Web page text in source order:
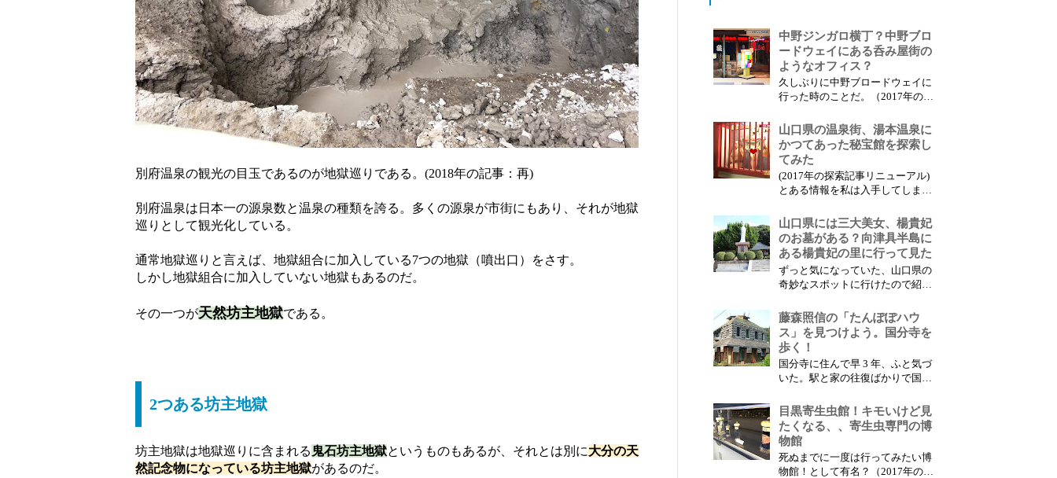
別府温泉の観光の目玉であるのが地獄巡りである。(2018年の記事：再)
別府温泉は日本一の源泉数と温泉の種類を誇る。多くの源泉が市街にもあり、それが地獄
巡りとして観光化している。
通常地獄巡りと言えば、地獄組合に加入している7つの地獄（噴出口）をさす。
しかし地獄組合に加入していない地獄もあるのだ。
その一つが天然坊主地獄である。
2つある坊主地獄
坊主地獄は地獄巡りに含まれる 鬼石坊主地獄というものもあるが、それとは別に大分の天
然記念物になっている坊主地獄があるのだ。
中野ジンガロ横丁？中野ブロ
ードウェイにある呑み屋街の
ようなオフィス？
久しぶりに中野ブロードウェイに
行った時のことだ。（2017年の記
ていると、古めかしいの飲屋街を
見つけた。 こんなところあった
けな？と思いながら近づいてみる
と、なんとそれは飲屋街なかっ
た？？ 中野ジンガロ横丁、飲屋
街のようなオ...
山口県の温泉街、湯本温泉に
かつてあった秘宝館を探索し
てみた
(2017年の探索記事リニューアル)
とある情報を私は入手してしまっ
墟 が山口県にあるという情報
だ。 本当だろうか？早速調査に
向かった。 かつては全国にあっ
た、秘宝館とは？ 秘宝館とは怪
しくエロティックな展示物がある
大人の遊園地的 な...
山口県には三大美女、楊貴妃
のお墓がある？向津具半島に
ある楊貴妃の里に行って見た
ずっと気になっていた、山口県の
奇妙なスポットに行けたので紹介
そのスポットは楊貴妃の里。 実
は世界三大美女の楊貴妃の墓は山
口県にある？？ 楊貴妃のお墓が
ある？楊貴妃の里 山口県の北部
の日本海側にあるのが向津具半島
だ。そこにあ...
藤森照信の「たんぽぽハウ
ス」を見つけよう。国分寺を
歩く！
国分寺に住んで早 3 年、ふと気づ
いた。駅と家の往復ばかりで国分
に。(2016年に記事:再生) そして
元、建築学生として思いだした。
国分寺には藤森照信の 自邸「た
んぽぽハウス」 があることを。
そうだこれを探しに行こう！！ ...
目黒寄生虫館！キモいけど見
たくなる、、寄生虫専門の博
物館
死ぬまでに一度は行ってみたい博
物館！として有名？（2017年の記